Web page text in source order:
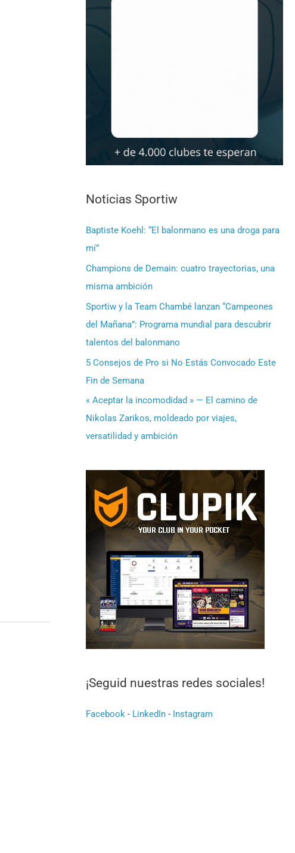
Noticias Sportiw
Baptiste Koehl: “El balonmano es una droga para
mí”
Champions de Demain: cuatro trayectorias, una
misma ambición
Sportiw y la Team Chambé lanzan “Campeones
del Mañana”: Programa mundial para descubrir
talentos del balonmano
5 Consejos de Pro si No Estás Convocado Este
Fin de Semana
« Aceptar la incomodidad » — El camino de
Nikolas Zarikos, moldeado por viajes,
versatilidad y ambición
¡Seguid nuestras redes sociales!
Facebook- LinkedIn- Instagram